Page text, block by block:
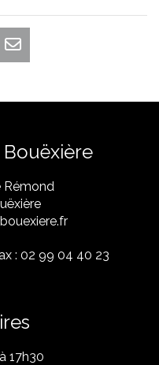
Rémond
: 02 99 04 40 23
17h30